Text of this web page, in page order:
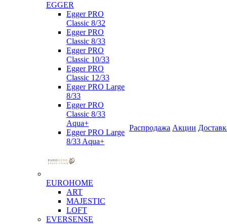
EGGER
Egger PRO
Classic 8/32
Egger PRO
Classic 8/33
Egger PRO
Classic 10/33
Egger PRO
Classic 12/33
Egger PRO Large
8/33
Egger PRO
Classic 8/33
Aqua+
Egger PRO Large
8/33 Aqua+
EUROHOME
ART
MAJESTIC
LOFT
EVERSENSE
Распродажа Акции